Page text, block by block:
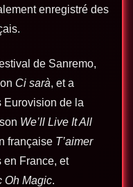
enregistré des
de Sanremo,
Ci sarà, et a
Eurovision de la
We’ll Live It All
française T’aimer
en France, et
Oh Magic.